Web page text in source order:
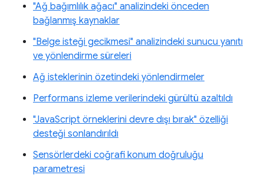
"Ağ bağımlılık ağacı" analizindeki önceden
bağlanmış kaynaklar
"Belge isteği gecikmesi" analizindeki sunucu yanıtı
ve yönlendirme süreleri
Ağ isteklerinin özetindeki yönlendirmeler
Performans izleme verilerindeki gürültü azaltıldı
"JavaScript örneklerini devre dışı bırak" özelliği
desteği sonlandırıldı
Sensörlerdeki coğrafi konum doğruluğu
parametresi